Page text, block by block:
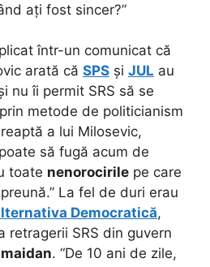
ați fost sincer?”
într-un comunicat că
arată că SPS și JUL au
nu îi permit SRS să se
metode de politicianism
a lui Milosevic,
să fugă acum de
toate nenorocirile pe care
La fel de duri erau
Democratică,
retragerii SRS din guvern
. “De 10 ani de zile,